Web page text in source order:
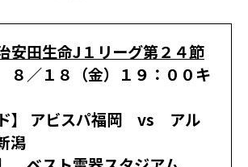
安田生命J１リーグ第２４節
８／１８（金）１９：００キ
ド】 アビスパ福岡 vs アル
潟